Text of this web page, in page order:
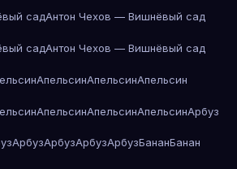
садАнтон Чехов — Вишнёвый сад
садАнтон Чехов — Вишнёвый сад
АпельсинАпельсинАпельсин
АпельсинАпельсинАпельсинАрбуз
АрбузАрбузАрбузАрбузБананБанан